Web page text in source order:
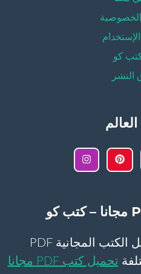
الإستخدام
كو
النشر
موقع كتب كو لـ تحميل الكتب المجانية PDF
تحميل كتب PDF مجانا